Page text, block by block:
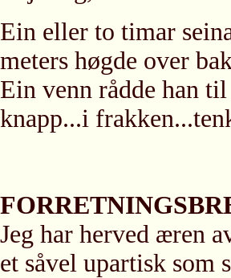
Ein eller to timar
meters høgde over
Ein venn rådde han
knapp...i
Jeg har herved æren
et såvel upartisk som